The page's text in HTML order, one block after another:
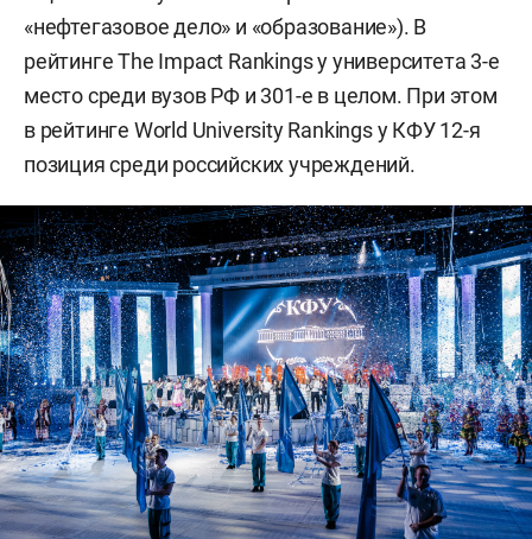
«нефтегазовое дело» и «образование»). В
рейтинге The Impact Rankings у университета 3-е
место среди вузов РФ и 301-е в целом. При этом
в рейтинге World University Rankings у КФУ 12-я
позиция среди российских учреждений.